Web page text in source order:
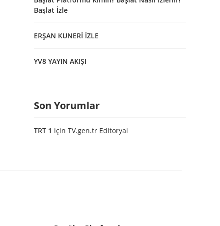
Başlat İzle
ERŞAN KUNERİ İZLE
YV8 YAYIN AKIŞI
Son Yorumlar
TRT 1 için TV.gen.tr Editoryal